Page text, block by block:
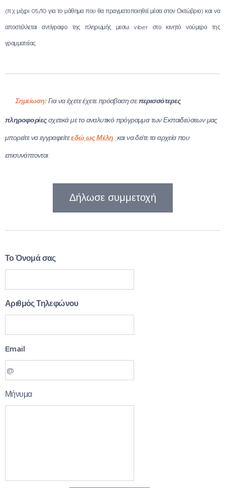
(π.χ μέχρι 05/10 για το μάθημα που θα πραγματοποιηθεί μέσα στον Οκτώβριο) και να
αποστέλλεται αντίγραφο της πληρωμής μεσω viber στο κινητό νούμερο της
γραμματείας.
Σημείωση: Για να έχετε έχετε πρόσβαση σεπερισσότερες
πληροφορίεςσχετικά με το αναλυτικό πρόγραμμα των Εκπαιδεύσεων μας
μπορείτε να εγγραφείτεεδώ ως Μέλη και να δείτε τα αρχεία που
επισυνάπτονται.
Δήλωσε συμμετοχή
Το Όνομά σας
Αριθμός Τηλεφώνου
Email
Μήνυμα